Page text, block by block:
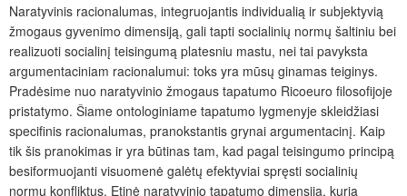
Naratyvinis racionalumas, integruojantis individualią ir subjektyvią
žmogaus gyvenimo dimensiją, gali tapti socialinių normų šaltiniu bei
realizuoti socialinį teisingumą platesniu mastu, nei tai pavyksta
argumentaciniam racionalumui: toks yra mūsų ginamas teiginys.
Pradėsime nuo naratyvinio žmogaus tapatumo Ricoeuro filosofijoje
pristatymo. Šiame ontologiniame tapatumo lygmenyje skleidžiasi
specifinis racionalumas, pranokstantis grynai argumentacinį. Kaip
tik šis pranokimas ir yra būtinas tam, kad pagal teisingumo principą
besiformuojanti visuomenė galėtų efektyviai spręsti socialinių
normų konfliktus. Etinė naratyvinio tapatumo dimensija, kurią